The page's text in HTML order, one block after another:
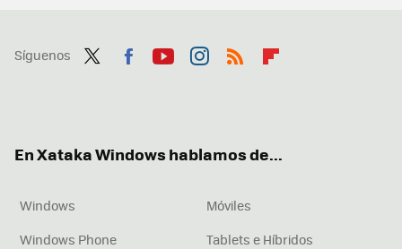
Síguenos
En Xataka Windows hablamos de...
Windows
Móviles
Windows Phone
Tablets e Híbridos